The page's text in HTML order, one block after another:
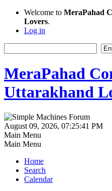
Welcome to MeraPahad
Lovers.
Log in
MeraPahad
Uttarakhand
August 09, 2026, 07:25:41 PM
Main Menu
Main Menu
Home
Search
Calendar